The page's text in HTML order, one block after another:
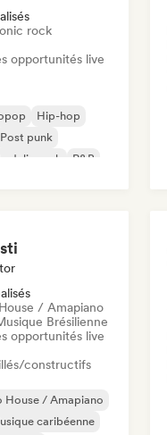
rock
opportunités live
Hip-hop
Post punk
rock R&B
/ Amapiano
Brésilienne
opportunités live
constructifs
House / Amapiano
caribéenne